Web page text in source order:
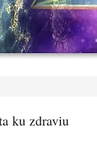
ku zdraviu